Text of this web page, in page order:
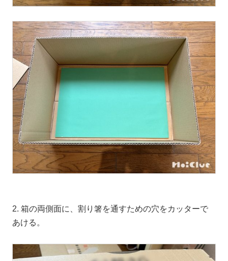
2. 箱の両側面に、割り箸を通すための穴をカッターで
あける。